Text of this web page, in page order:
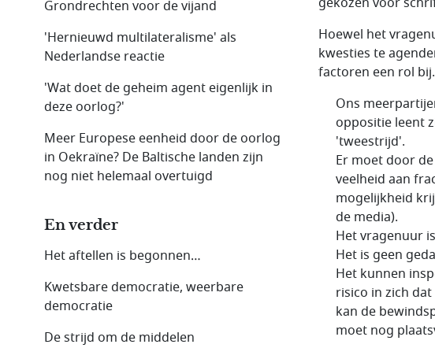
Hoewel het
kwesties te
factoren een rol bij.
Ons
oppositie leent
'tweestrijd'.
Er moet door
veelheid aan
mogelijkheid
de media).
Het vragenuur
Het is geen
Het kunnen
risico in zich
kan de
moet nog
Grondrechten voor de vijand
'Hernieuwd multilateralisme' als
Nederlandse reactie
'Wat doet de geheim agent eigenlijk in
deze oorlog?'
Meer Europese eenheid door de oorlog
in Oekraïne? De Baltische landen zijn
nog niet helemaal overtuigd
En verder
Het aftellen is begonnen…
Kwetsbare democratie, weerbare
democratie
De strijd om de middelen